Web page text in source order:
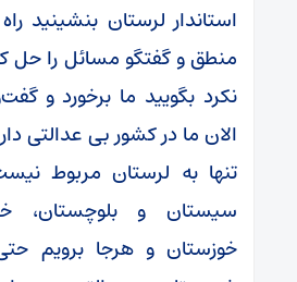
استاندار لرستان بنشینید
منطق و گفتگو مسائل را حل
نکرد بگویید ما برخورد و
الان ما در کشور بی عدالتی
تنها به لرستان مربوط
سیستان و بلوچستان،
خوزستان و هرجا برویم